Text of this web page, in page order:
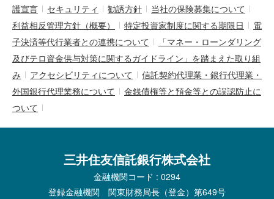
護宣言
セキュリティ 勧誘方針
当社の保険募集について
利益相反管理方針（概要）
特定投資家制度に関する期限日
電
子決済等代行業者との連携について
「マネー・ローンダリング
及びテロ資金供与対策に関するガイドライン」を踏まえた取り組
み
アクセシビリティについて
信託契約代理業・銀行代理業・
外国銀行代理業務について
金銭債権等と預金等との誤認防止に
ついて
三井住友信託銀行株式会社
金融機関コード : 0294
登録金融機関 関東財務局長（登金）第649号